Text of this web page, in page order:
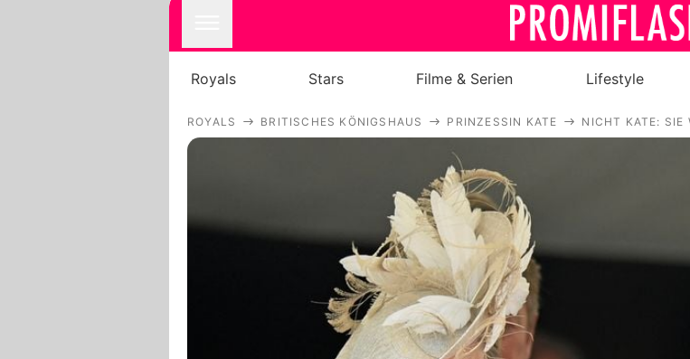
Royals
Promiflash Exklusiv
Royals Stars Filme & Serien Lifestyle
ROYALS BRITISCHES KÖNIGSHAUS PRINZESSIN KATE NICHT KATE: SIE